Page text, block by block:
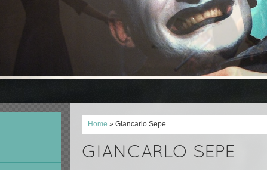
Home » Giancarlo Sepe
GIANCARLO SEPE